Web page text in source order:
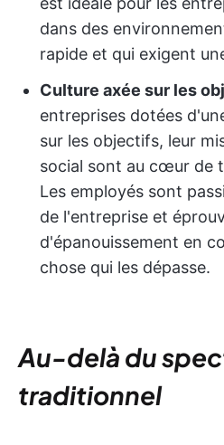
dans des
rapide et qui exigent
Culture axée sur les
entreprises dotées
sur les objectifs, leur
social sont au cœur de
Les employés sont
de l'entreprise et
d'épanouissement en
chose qui les dépasse.
Au-delà du
traditionnel